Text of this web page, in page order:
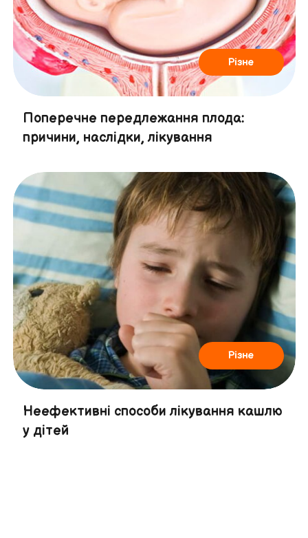
Різне
Поперечне передлежання плода:
причини, наслідки, лікування
Різне
Неефективні способи лікування кашлю
у дітей